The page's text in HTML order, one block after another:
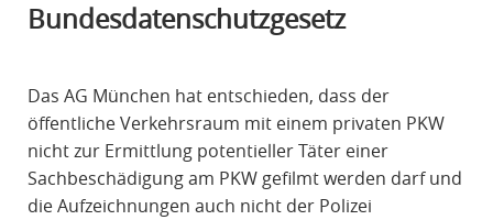
Bundesdatenschutzgesetz
Das AG München hat entschieden, dass der
öffentliche Verkehrsraum mit einem privaten PKW
nicht zur Ermittlung potentieller Täter einer
Sachbeschädigung am PKW gefilmt werden darf und
die Aufzeichnungen auch nicht der Polizei